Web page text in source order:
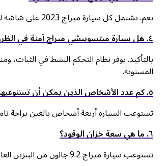
نعم. تشتمل كل سيارة ميراج 2023 على شاشة لمس مقاس 7 بوصات مع أبل كاربلاي لاسلكي وأندرويد أوتو كمعدات قياسية.
٤. هل سيارة ميتسوبيشي ميراج آمنة في الظروف الممطرة أو الرملية؟
المستوية.
٥. كم عدد الأشخاص الذين يمكن أن تستوعبهم سيارة ميراج بشكل مريح؟
تستوعب السيارة أربعة أشخاص بالغين براحة
٦. ما هي سعة خزان الوقود؟
تستوعب سيارة ميراج 9.2 جالون من البنزين العادي الخالي من الرصاص، مما يمنحك مدى يزيد عن 350 ميل على الطرق السريعة لكل تعبئة.